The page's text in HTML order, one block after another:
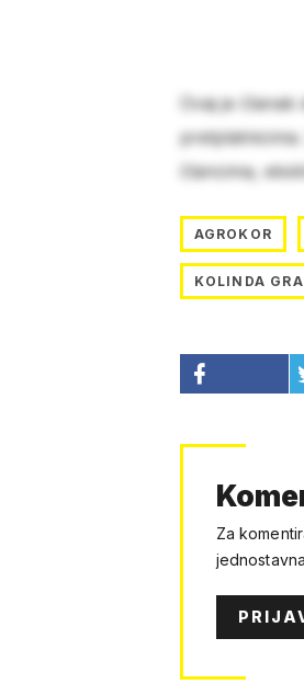
Ovaj je
člancima,
AGROKOR
KOLINDA
Za